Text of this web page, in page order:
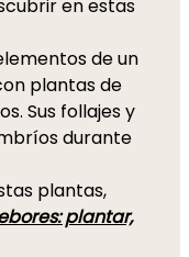
en estas
de un
plantas de
Sus follajes y
durante
plantas,
plantar,